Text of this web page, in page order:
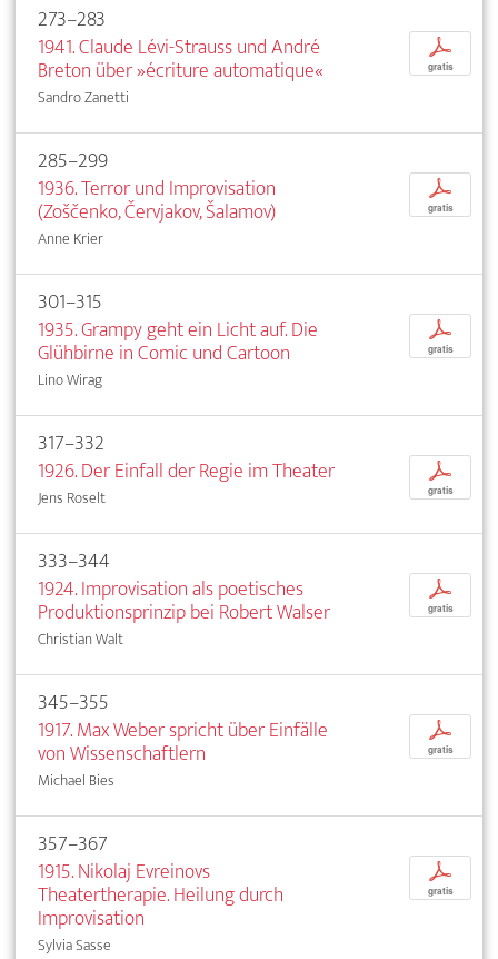
273–283
1941. Claude Lévi-Strauss und André
Breton über »écriture automatique«
Sandro Zanetti
p
gratis
285–299
1936. Terror und Improvisation
(Zoščenko, Červjakov, Šalamov)
Anne Krier
p
gratis
301–315
1935. Grampy geht ein Licht auf. Die
Glühbirne in Comic und Cartoon
Lino Wirag
p
gratis
317–332
1926. Der Einfall der Regie im Theater
Jens Roselt
p
gratis
333–344
1924. Improvisation als poetisches
Produktionsprinzip bei Robert Walser
Christian Walt
p
gratis
345–355
1917. Max Weber spricht über Einfälle
von Wissenschaftlern
Michael Bies
p
gratis
357–367
1915. Nikolaj Evreinovs
Theatertherapie. Heilung durch
Improvisation
Sylvia Sasse
p
gratis